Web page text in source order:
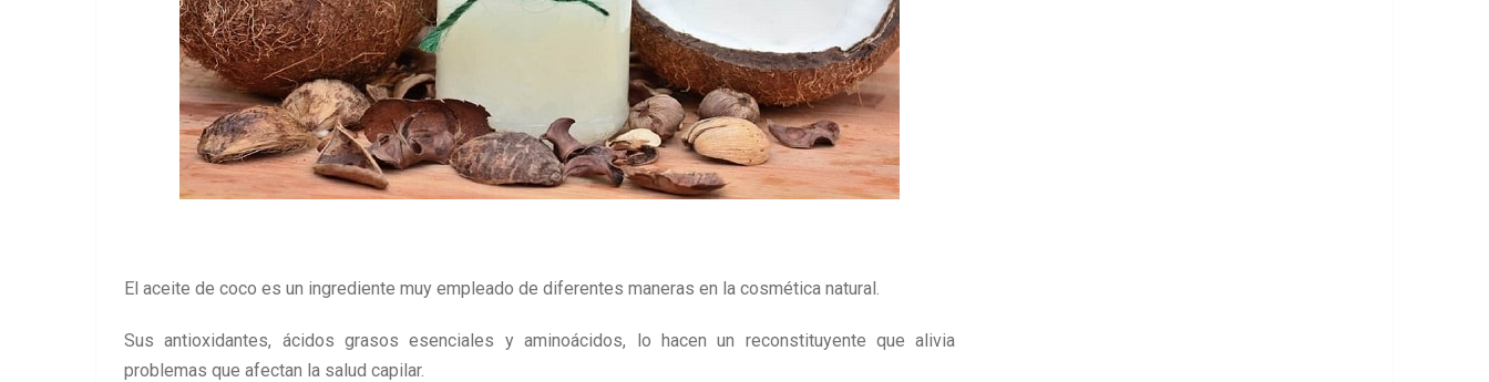
El aceite de coco es un ingrediente muy empleado de diferentes maneras en la cosmética natural.
Sus antioxidantes, ácidos grasos esenciales y aminoácidos, lo hacen un reconstituyente que alivia
problemas que afectan la salud capilar.